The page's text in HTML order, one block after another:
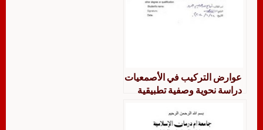
عوارض التركيب في الأصمعيات
دراسة نحوية وصفية تطبيقية